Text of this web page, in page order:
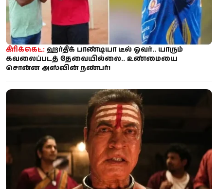
கிரிக்கெட்: ஹர்திக் பாண்டியா டீல் ஓவர்.. யாரும்
கவலைப்படத் தேவையில்லை.. உண்மையை
சொன்ன அஸ்வின் நண்பர்!